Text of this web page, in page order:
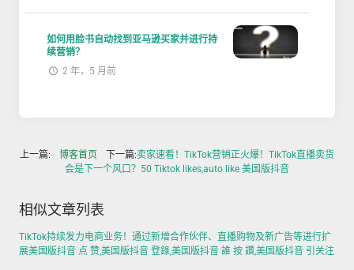
如何用脸书自动找到亚马逊买家并进行持
续营销？
2 年，5 月前
上一篇: 博客首页 下一篇:卖家速看！TikTok营销正火爆！TikTok直播卖货
会是下一个风口？50 Tiktok likes,auto like 美国版抖音
相似文章列表
TikTok持续发力电商业务！通过新增合作伙伴、直播购物及新广告等进行扩
展美国版抖音 点 赞,美国版抖音 登錄,美国版抖音 誰 按 讚,美国版抖音 引关注